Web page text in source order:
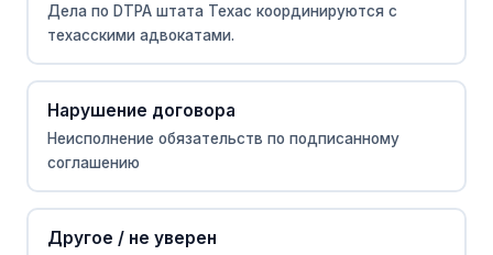
Дела по DTPA штата Техас координируются с
техасскими адвокатами.
Нарушение договора
Неисполнение обязательств по подписанному
соглашению
Другое / не уверен